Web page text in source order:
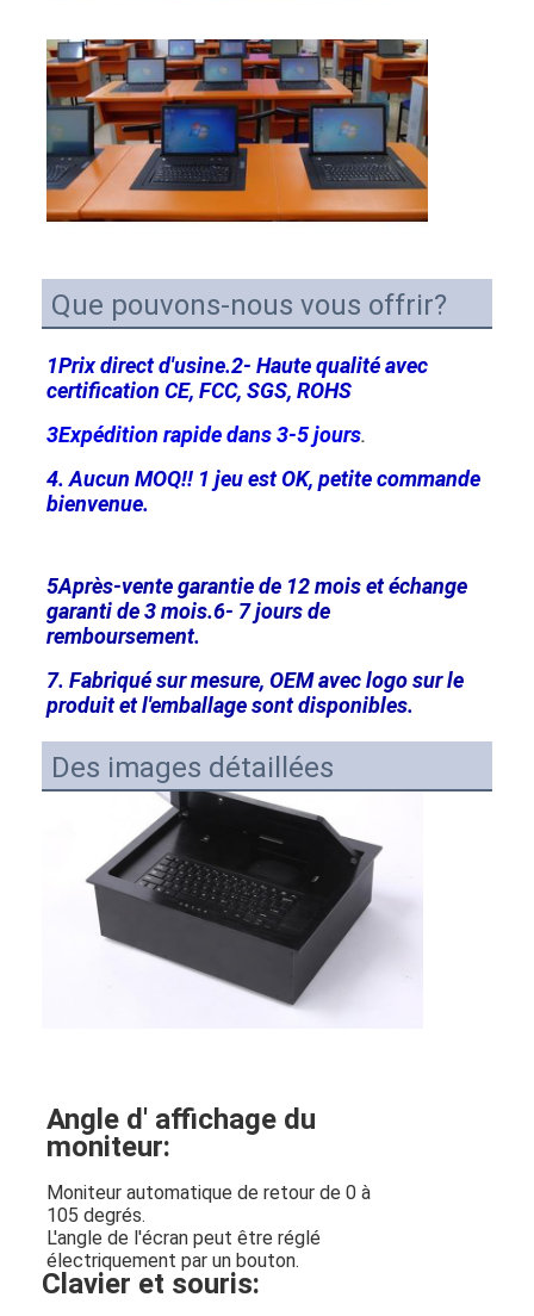
Que pouvons-nous vous offrir?
1Prix direct d'usine.2- Haute qualité avec
certification CE, FCC, SGS, ROHS
3Expédition rapide dans 3-5 jours.
4. Aucun MOQ!! 1 jeu est OK, petite commande
bienvenue.
5Après-vente garantie de 12 mois et échange
garanti de 3 mois.6- 7 jours de
remboursement.
7. Fabriqué sur mesure, OEM avec logo sur le
produit et l'emballage sont disponibles.
Des images détaillées
Angle d' affichage du
moniteur:
Moniteur automatique de retour de 0 à
105 degrés.
L'angle de l'écran peut être réglé
électriquement par un bouton.
Clavier et souris: